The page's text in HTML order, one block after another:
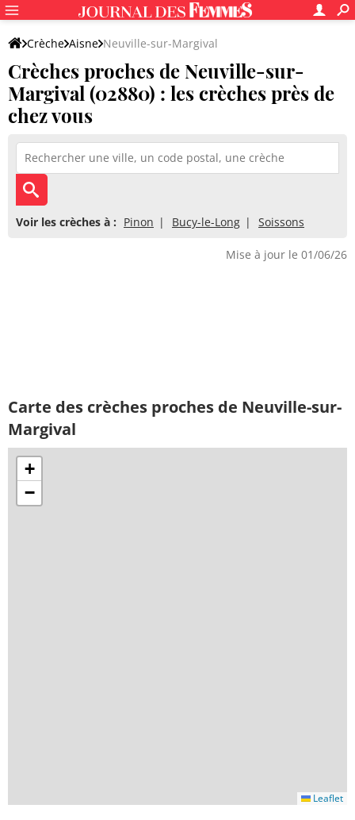
Crèche Aisne Neuville-sur-Margival
Crèches proches de Neuville-sur-
Margival (02880) : les crèches près de
chez vous
Voir les crèches à : Pinon Bucy-le-Long Soissons
Mise à jour le 01/06/26
Carte des crèches proches de Neuville-sur-
Margival
+
−
Leaflet